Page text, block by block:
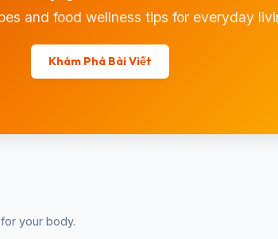
and food wellness tips for everyday
Khám Phá Bài Viết
your body.